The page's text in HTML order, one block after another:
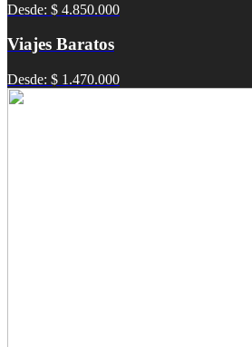
Desde: $ 4.850.000
Viajes Baratos
Desde: $ 1.470.000